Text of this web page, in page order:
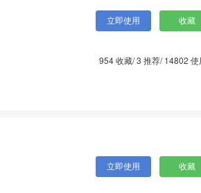
954收藏/3 推荐/14802 使